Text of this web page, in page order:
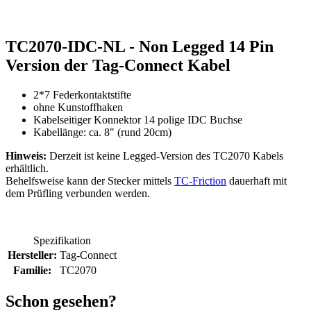
TC2070-IDC-NL - Non Legged 14 Pin
Version der Tag-Connect Kabel
2*7 Federkontaktstifte
ohne Kunstoffhaken
Kabelseitiger Konnektor 14 polige IDC Buchse
Kabellänge: ca. 8" (rund 20cm)
Hinweis: Derzeit ist keine Legged-Version des TC2070 Kabels
erhältlich.
Behelfsweise kann der Stecker mittels TC-Friction dauerhaft mit
dem Prüfling verbunden werden.
Spezifikation
Hersteller: Tag-Connect
Familie:
TC2070
Schon gesehen?